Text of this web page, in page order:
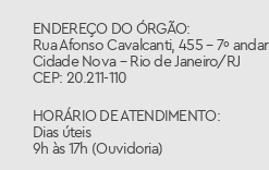
ENDEREÇO DO ÓRGÃO:
Rua Afonso Cavalcanti, 455 – 7º andar
Cidade Nova – Rio de Janeiro/RJ
CEP: 20.211-110
HORÁRIO DE ATENDIMENTO:
Dias úteis
9h às 17h (Ouvidoria)